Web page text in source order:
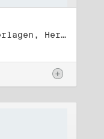
Titel: Verschiedene Unterlagen, Herbst 1989 bis Herbst 1990